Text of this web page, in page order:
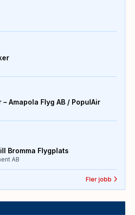
Amapola Flyg AB / PopulAir
Bromma Flygplats
AB
Fler jobb